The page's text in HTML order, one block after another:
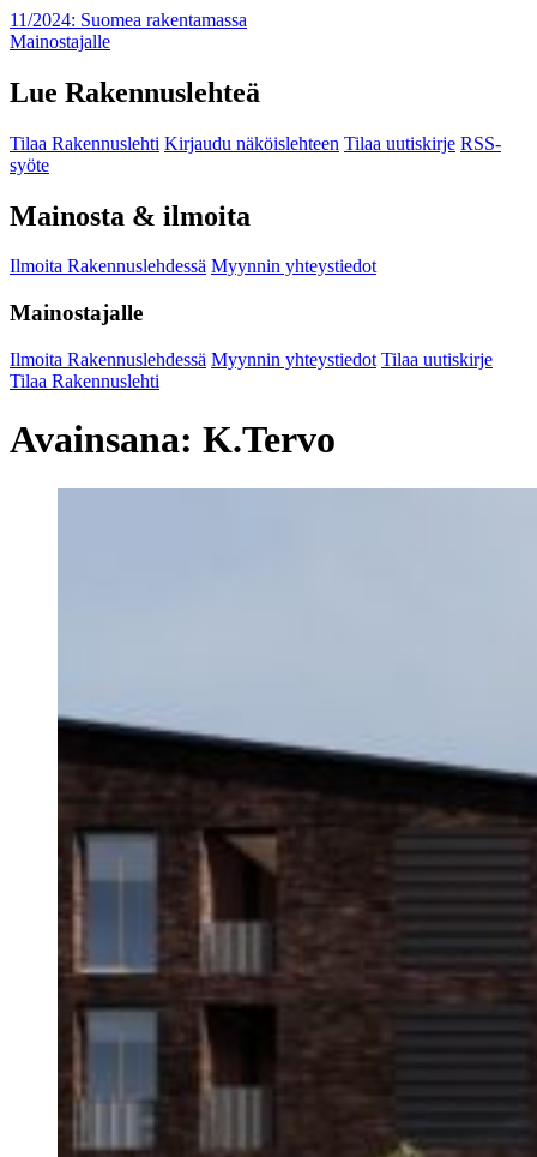
11/2024: Suomea rakentamassa
Mainostajalle
Lue Rakennuslehteä
Tilaa Rakennuslehti Kirjaudu näköislehteen Tilaa uutiskirje RSS-
syöte
Mainosta & ilmoita
Ilmoita Rakennuslehdessä Myynnin yhteystiedot
Mainostajalle
Ilmoita Rakennuslehdessä Myynnin yhteystiedot Tilaa uutiskirje
Tilaa Rakennuslehti
Avainsana: K.Tervo